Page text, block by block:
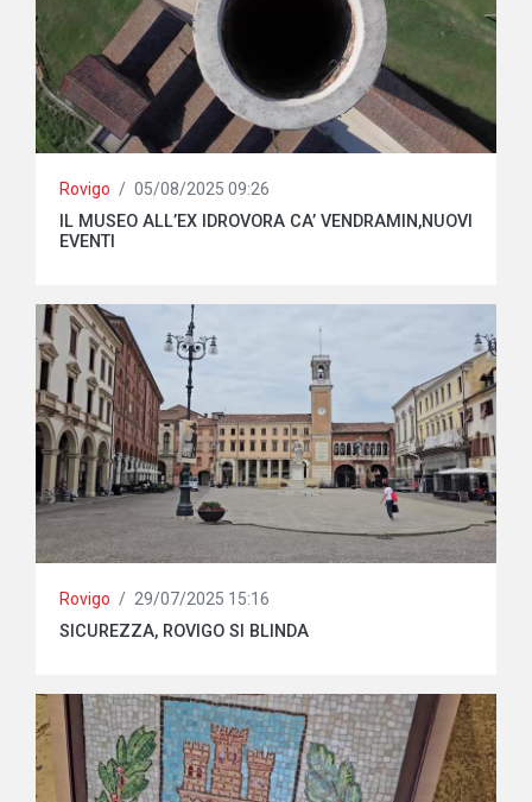
Rovigo / 05/08/2025 09:26
IL MUSEO ALL’EX IDROVORA CA’ VENDRAMIN,NUOVI
EVENTI
Rovigo / 29/07/2025 15:16
SICUREZZA, ROVIGO SI BLINDA